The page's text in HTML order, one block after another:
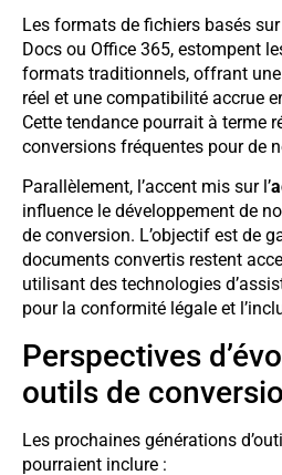
Les formats de fichiers basés
Docs ou Office 365, estompent
formats traditionnels, offrant
réel et une compatibilité accrue
Cette tendance pourrait à terme
conversions fréquentes pour de
Parallèlement, l’accent mis sur l’
influence le développement de
de conversion. L’objectif est de
documents convertis restent
utilisant des technologies
pour la conformité légale et
Perspectives
outils de
Les prochaines générations
pourraient inclure :